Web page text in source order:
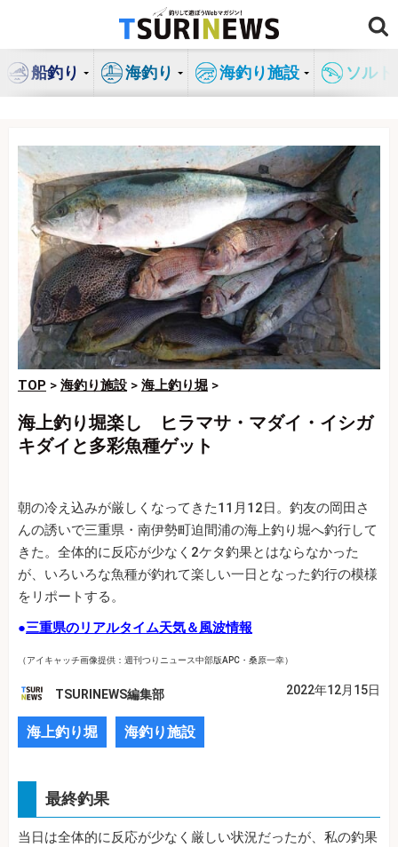
ン
船釣り 海釣り 海釣り施設 ソル
TOP > 海釣り施設 > 海上釣り堀 >
海上釣り堀楽し ヒラマサ・マダイ・イシガ
キダイと多彩魚種ゲット
朝の冷え込みが厳しくなってきた11月12日。釣友の岡田さ
んの誘いで三重県・南伊勢町迫間浦の海上釣り堀へ釣行して
きた。全体的に反応が少なく2ケタ釣果とはならなかった
が、いろいろな魚種が釣れて楽しい一日となった釣行の模様
をリポートする。
●三重県のリアルタイム天気＆風波情報
（アイキャッチ画像提供：週刊つりニュース中部版APC・桑原一幸）
TSURINEWS編集部 2022年12月15日
海上釣り堀 海釣り施設
最終釣果
当日は全体的に反応が少なく厳しい状況だったが、私の釣果